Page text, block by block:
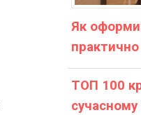
Як
практично
ТОП 100
сучасному